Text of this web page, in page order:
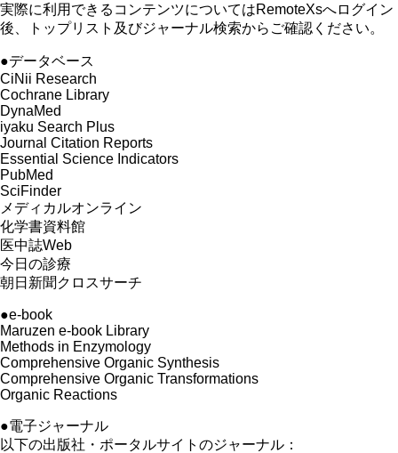
実際に利用できるコンテンツについてはRemoteXsへログイン
後、トップリスト及びジャーナル検索からご確認ください。
●データベース
CiNii Research
Cochrane Library
DynaMed
iyaku Search Plus
Journal Citation Reports
Essential Science Indicators
PubMed
SciFinder
メディカルオンライン
化学書資料館
医中誌Web
今日の診療
朝日新聞クロスサーチ
●e-book
Maruzen e-book Library
Methods in Enzymology
Comprehensive Organic Synthesis
Comprehensive Organic Transformations
Organic Reactions
●電子ジャーナル
以下の出版社・ポータルサイトのジャーナル：